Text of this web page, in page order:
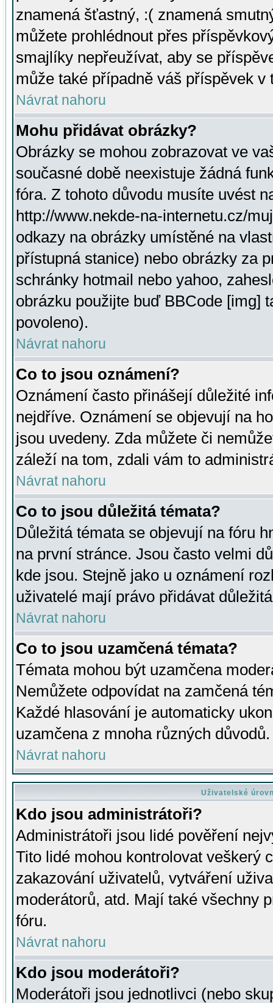
znamená šťastný, :( znamená
můžete prohlédnout přes
smajlíky nepřeužívat, aby se
může také případně váš příspěvek v
Návrat nahoru
Mohu přidávat obrázky?
Obrázky se mohou zobrazovat ve
současné době neexistuje žádná
fóra. Z tohoto důvodu musíte uvést
http://www.nekde-na-internetu.cz/
odkazy na obrázky umístěné na
přístupná stanice) nebo obrázky za
schránky hotmail nebo yahoo,
obrázku použijte buď BBCode [img]
povoleno).
Návrat nahoru
Co to jsou oznámení?
Oznámení často přinášejí důležité
nejdříve. Oznámení se objevují na
jsou uvedeny. Zda můžete či
záleží na tom, zdali vám to
Návrat nahoru
Co to jsou důležitá témata?
Důležitá témata se objevují na fóru
na první stránce. Jsou často velmi
kde jsou. Stejně jako u oznámení
uživatelé mají právo přidávat
Návrat nahoru
Co to jsou uzamčená témata?
Témata mohou být uzamčena
Nemůžete odpovídat na zamčená
Každé hlasování je automaticky
uzamčena z mnoha různých důvodů.
Návrat nahoru
Uživatelské
Kdo jsou administrátoři?
Administrátoři jsou lidé pověření
Tito lidé mohou kontrolovat veškerý
zakazování uživatelů, vytváření
moderátorů, atd. Mají také všechny
fóru.
Návrat nahoru
Kdo jsou moderátoři?
Moderátoři jsou jednotlivci (nebo